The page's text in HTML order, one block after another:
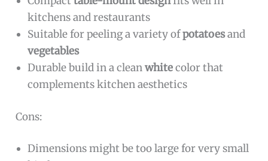
kitchens and restaurants
Suitable for peeling a variety ofpotatoesand
vegetables
Durable build in a cleanwhitecolor that
complements kitchen aesthetics
Cons:
Dimensions might be too large for very small